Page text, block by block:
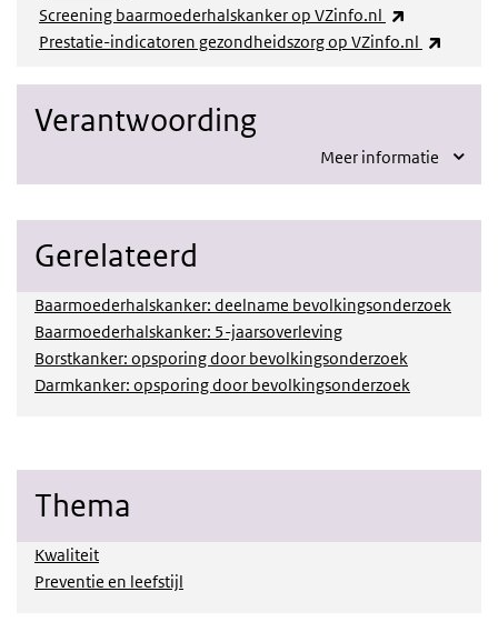
Screening baarmoederhalskanker op VZinfo.nl
Prestatie-indicatoren gezondheidszorg op VZinfo.nl
Verantwoording
Meer informatie
Gerelateerd
Baarmoederhalskanker: deelname bevolkingsonderzoek
Baarmoederhalskanker: 5-jaarsoverleving
Borstkanker: opsporing door bevolkingsonderzoek
Darmkanker: opsporing door bevolkingsonderzoek
Thema
Kwaliteit
Preventie en leefstijl